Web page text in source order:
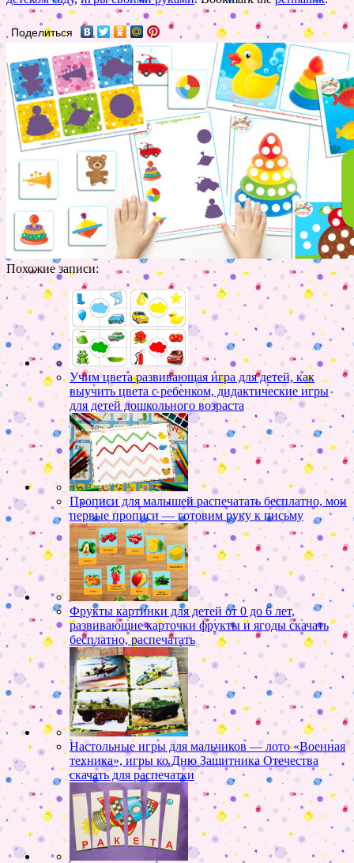
Поделиться
Похожие записи:
Учим цвета развивающая игра для детей, как
выучить цвета с ребенком, дидактические игры
для детей дошкольного возраста
Прописи для малышей распечатать бесплатно, мои
первые прописи — готовим руку к письму
Фрукты картинки для детей от 0 до 6 лет,
развивающие карточки фрукты и ягоды скачать
бесплатно, распечатать
Настольные игры для мальчиков — лото «Военная
техника», игры ко Дню Защитника Отечества
скачать для распечатки